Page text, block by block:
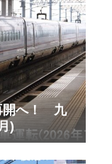
開へ！ 九
)